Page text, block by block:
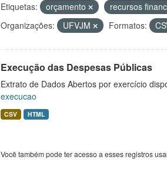
Etiquetas: orçamento recursos
Organizações:
UFVJM Formatos:
Execução das Despesas Públicas
Extrato de Dados Abertos por exercício
execucao
CSV HTML
Você também pode ter acesso a esses registros